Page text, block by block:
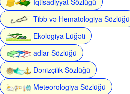
Tibb və Hematologiya Sözlüğü
Ekologiya Lüğəti
adlar Sözlüğü
Dənizçilik Sözlüğü
Meteorologiya Sözlüğü